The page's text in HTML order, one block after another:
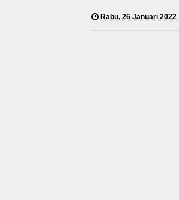
Rabu, 26 Januari 2022